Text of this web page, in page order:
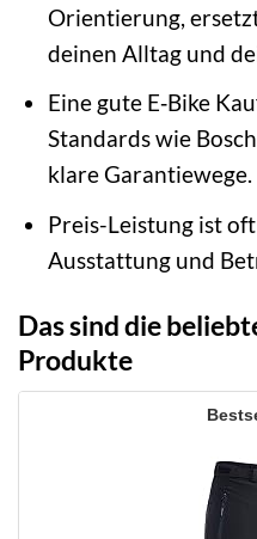
Orientierung,
deinen Alltag und
Eine gute E‑Bike
Standards wie
klare Garantiewege.
Preis-Leistung ist
Ausstattung und
Das sind die
Produkte